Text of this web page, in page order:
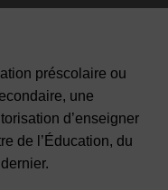
préscolaire ou
une
d’enseigner
de l’Éducation, du